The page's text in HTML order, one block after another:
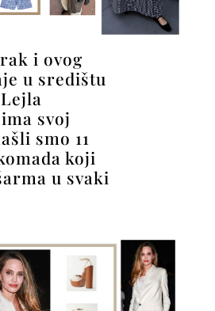
i ovog
u središtu
svoj
smo 11
koji
u svaki